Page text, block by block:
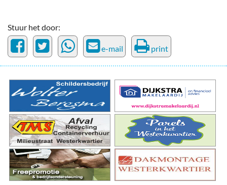
Stuur het door:
e-mail print